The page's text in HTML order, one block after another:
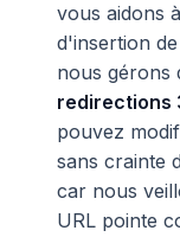
vous aidons
d'insertion
nous gérons
redirections
pouvez
sans crainte
car nous
URL pointe